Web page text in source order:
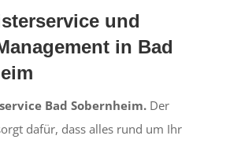
und
in Bad
Bad Sobernheim.Der
dafür, dass alles rund um Ihr